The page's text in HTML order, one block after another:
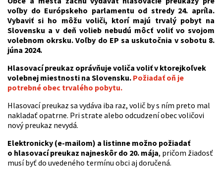
voľby do Európskeho parlamentu od stredy 24. apríla.
Vybaviť si ho môžu voliči, ktorí majú trvalý pobyt na
Slovensku a v deň volieb nebudú môcť voliť vo svojom
volebnom okrsku. Voľby do EP sa uskutočnia v sobotu 8.
júna 2024.
Hlasovací preukaz oprávňuje voliča voliť v ktorejkoľvek
volebnej miestnosti na Slovensku. Požiadať oň je
potrebné obec trvalého pobytu.
Hlasovací preukaz sa vydáva iba raz, volič by s ním preto mal
nakladať opatrne. Pri strate alebo odcudzení obec voličovi
nový preukaz nevydá.
Elektronicky (e-mailom) a listinne možno požiadať
o hlasovací preukaz najneskôr do 20. mája, pričom žiadosť
musí byť do uvedeného termínu obci aj doručená.